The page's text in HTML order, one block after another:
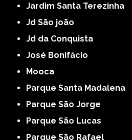
Jardim Santa Terezinha
Jd São joão
Jd da Conquista
José Bonifácio
Mooca
Parque Santa Madalena
Parque São Jorge
Parque São Lucas
Parque São Rafael